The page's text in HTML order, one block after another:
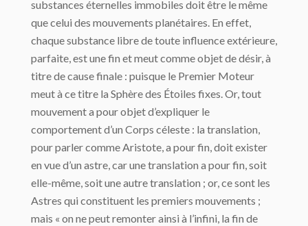
substances éternelles immobiles doit être le même
que celui des mouvements planétaires. En effet,
chaque substance libre de toute influence extérieure,
parfaite, est une fin et meut comme objet de désir, à
titre de cause finale : puisque le Premier Moteur
meut à ce titre la Sphère des Étoiles fixes. Or, tout
mouvement a pour objet d’expliquer le
comportement d’un Corps céleste : la translation,
pour parler comme Aristote, a pour fin, doit exister
en vue d’un astre, car une translation a pour fin, soit
elle-même, soit une autre translation ; or, ce sont les
Astres qui constituent les premiers mouvements ;
mais « on ne peut remonter ainsi à l’infini, la fin de